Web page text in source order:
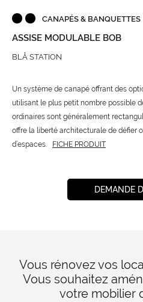
CANAPÉS & BANQUETTES
ASSISE MODULABLE BOB
BLÅ STATION
Un système de canapé offrant des
utilisant le plus petit nombre possible
ordinaires sont généralement
offre la liberté architecturale de défier
d’espaces.
FICHE PRODUIT
DEMANDE
Vous rénovez vos
Vous souhaitez
votre mobilier